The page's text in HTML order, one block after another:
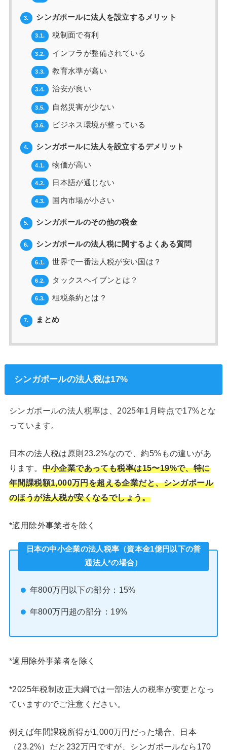
3. シンガポールに法人を設立するメリット
3.1. 税制面で有利
3.2. インフラが整備されている
3.3. 教育水準が高い
3.4. 治安が良い
3.5. 自然災害が少ない
3.6. ビジネス環境が整っている
4. シンガポールに法人を設立するデメリット
4.1. 物価が高い
4.2. 日本語が通じない
4.3. 国内市場が小さい
5. シンガポールのその他の税金
6. シンガポールの法人税に関するよくある質問
6.1. 世界で一番法人税が安い国は？
6.2. タックスヘイブンとは？
6.3. 租税条約とは？
7. まとめ
シンガポールの法人税は17%
シンガポールの法人税率は、2025年1月時点で17%とな
っています。
日本の法人税は原則23.2%なので、約5%もの違いがあ
ります。 中小企業であっても税率は15〜19%で、特に
年間課税額1,000万円を超える企業だと、シンガポール
のほうが法人税が安くなるでしょう。
*適用除外事業者を除く
日本の中小企業の法人税率（資本金1億円以下の普
通法人*の場合）
年800万円以下の部分：15%
年800万円超の部分：19%
*適用除外事業者を除く
*2025年税制改正大綱では一部法人の税率が変更となっ
ていますのでご注意ください。
例えば年間課税所得が1,000万円だった場合、日本
（23.2%）だと232万円ですが、シンガポールなら170